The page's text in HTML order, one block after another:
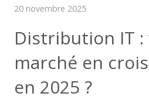
20 novembre 2025
Distribution IT :
marché en
en 2025 ?